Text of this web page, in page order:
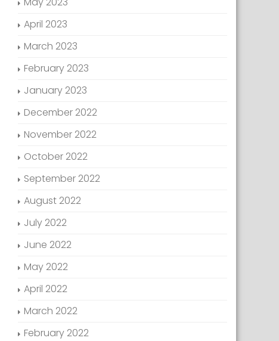
April 2023
March 2023
February 2023
January 2023
December 2022
November 2022
October 2022
September 2022
August 2022
July 2022
June 2022
May 2022
April 2022
March 2022
February 2022